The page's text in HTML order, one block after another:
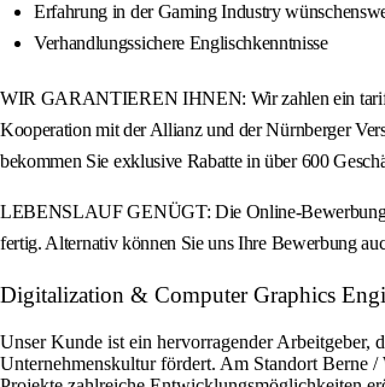
Erfahrung in der Gaming Industry
Verhandlungssichere Englischkenntnisse
WIR GARANTIEREN IHNEN: Wir zahlen ein
Kooperation mit der Allianz und der Nürnberger
bekommen Sie exklusive Rabatte in über 600
LEBENSLAUF GENÜGT: Die Online-Bewerbung
fertig. Alternativ können Sie uns Ihre Bewerbung
Digitalization & Computer Graphics
Unser Kunde ist ein hervorragender Arbeitgeber,
Unternehmenskultur fördert. Am Standort Berne